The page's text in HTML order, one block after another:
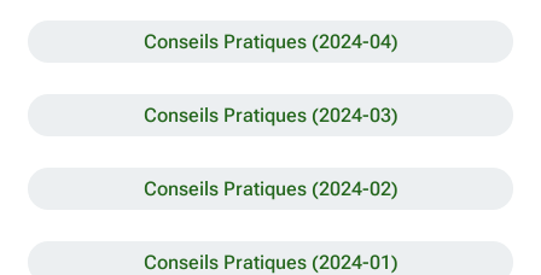
Conseils Pratiques (2024-04)
Conseils Pratiques (2024-03)
Conseils Pratiques (2024-02)
Conseils Pratiques (2024-01)